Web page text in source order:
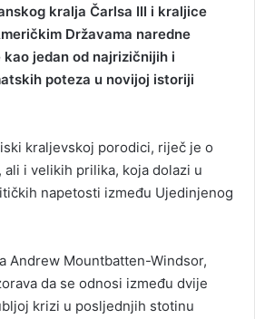
kralja Čarlsa III i kraljice
Državama naredne
jedan od najrizičnijih i
poteza u novijoj istoriji
kraljevskoj porodici, riječ je o
i velikih prilika, koja dolazi u
napetosti između Ujedinjenog
Andrew Mountbatten-Windsor,
da se odnosi između dvije
krizi u posljednjih stotinu